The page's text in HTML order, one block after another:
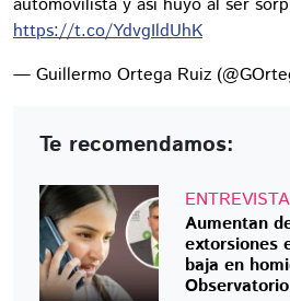
https://t.co/YdvgIldUhK
— Guillermo Ortega Ruiz
Te recomendamos:
Aumentan
extorsiones
baja en